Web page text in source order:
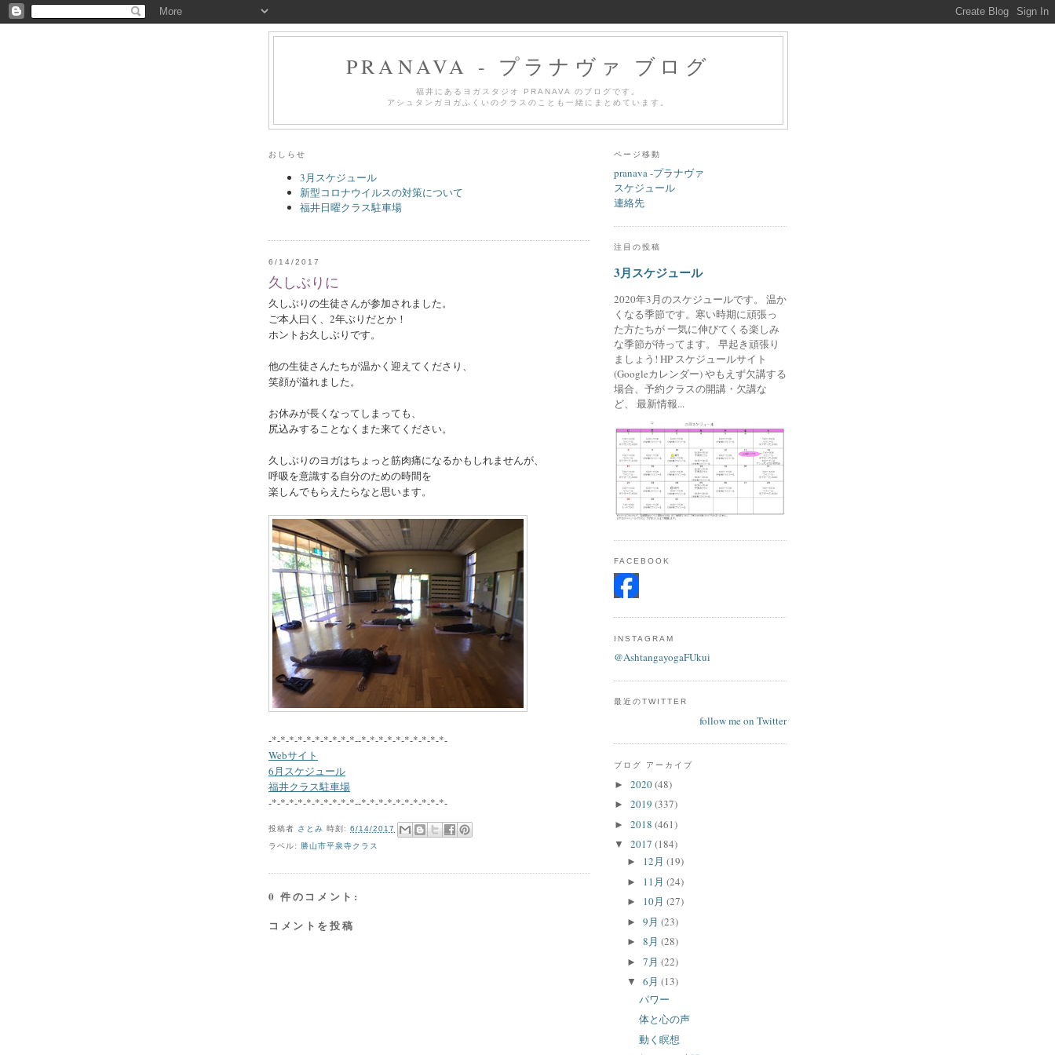
PRANAVA - プラナヴァ ブログ
福井にあるヨガスタジオ PRANAVA のブログです。
アシュタンガヨガふくいのクラスのことも一緒にまとめています。
おしらせ
3月スケジュール
新型コロナウイルスの対策について
福井日曜クラス駐車場
6/14/2017
久しぶりに
久しぶりの生徒さんが参加されました。
ご本人曰く、2年ぶりだとか！
ホントお久しぶりです。
他の生徒さんたちが温かく迎えてくださり、
笑顔が溢れました。
お休みが長くなってしまっても、
尻込みすることなくまた来てください。
久しぶりのヨガはちょっと筋肉痛になるかもしれませんが、
呼吸を意識する自分のための時間を
楽しんでもらえたらなと思います。
-*-*-*-*-*-*-*-*-*-*--*-*-*-*-*-*-*-*-*-*-
Webサイト
6月スケジュール
福井クラス駐車場
-*-*-*-*-*-*-*-*-*-*--*-*-*-*-*-*-*-*-*-*-
投稿者 さとみ 時刻:6/14/2017
ラベル:
勝山市平泉寺クラス
0 件のコメント:
コメントを投稿
ページ移動
pranava -プラナヴァ
スケジュール
連絡先
注目の投稿
3月スケジュール
2020年3月のスケジュールです。 温か
くなる季節です。寒い時期に頑張っ
た方たちが 一気に伸びてくる楽しみ
な季節が待ってます。 早起き頑張り
ましょう! HP スケジュールサイト
(Googleカレンダー) やもえず欠講する
場合、予約クラスの開講・欠講な
ど、 最新情報...
FACEBOOK
INSTAGRAM
@AshtangayogaFUkui
最近のTWITTER
follow me on Twitter
ブログ アーカイブ
► 2020(48)
► 2019 (337)
► 2018 (461)
▼ 2017 (184)
► 12月 (19)
► 11月 (24)
► 10月 (27)
► 9月 (23)
► 8月 (28)
► 7月 (22)
▼ 6月 (13)
パワー
体と心の声
動く瞑想